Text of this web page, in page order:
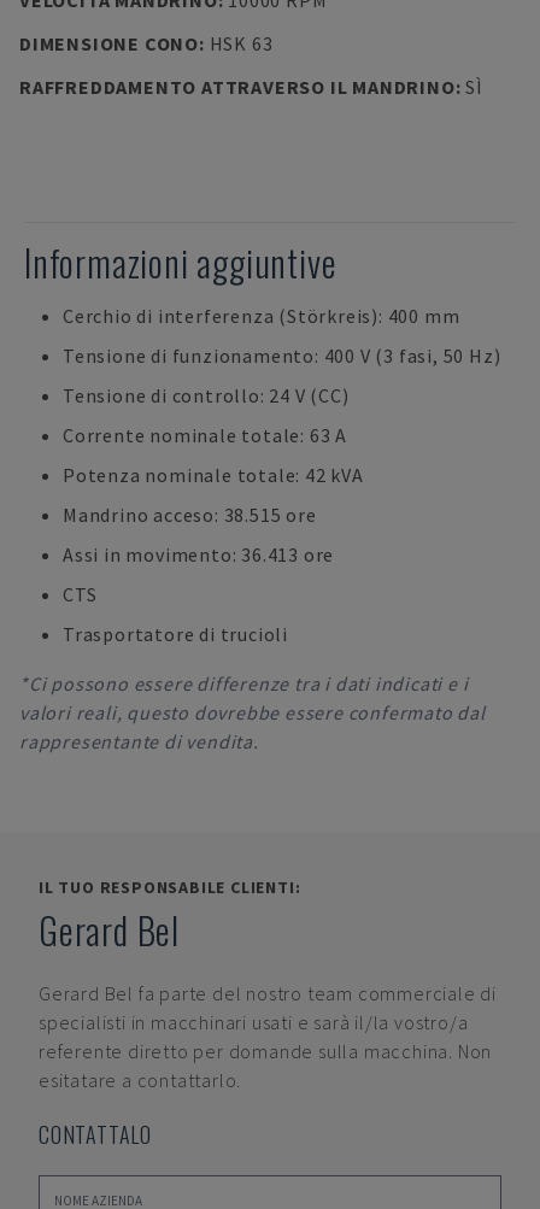
DIMENSIONE CONO: HSK 63
RAFFREDDAMENTO ATTRAVERSO IL MANDRINO:SÌ
Informazioni aggiuntive
Cerchio di interferenza (Störkreis): 400 mm
Tensione di funzionamento: 400 V (3 fasi, 50 Hz)
Tensione di controllo: 24 V (CC)
Corrente nominale totale: 63 A
Potenza nominale totale: 42 kVA
Mandrino acceso: 38.515 ore
Assi in movimento: 36.413 ore
CTS
Trasportatore di trucioli
*Ci possono essere differenze tra i dati indicati e i
valori reali, questo dovrebbe essere confermato dal
rappresentante di vendita.
IL TUO RESPONSABILE CLIENTI:
Gerard Bel
Gerard Bel fa parte del nostro team commerciale di
specialisti in macchinari usati e sarà il/la vostro/a
referente diretto per domande sulla macchina. Non
esitatare a contattarlo.
CONTATTALO